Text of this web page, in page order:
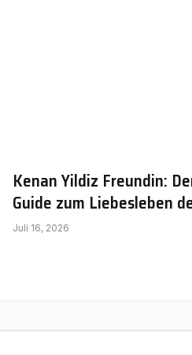
Kenan Yildiz Freundin:
Guide zum Liebesleben
Juli 16, 2026